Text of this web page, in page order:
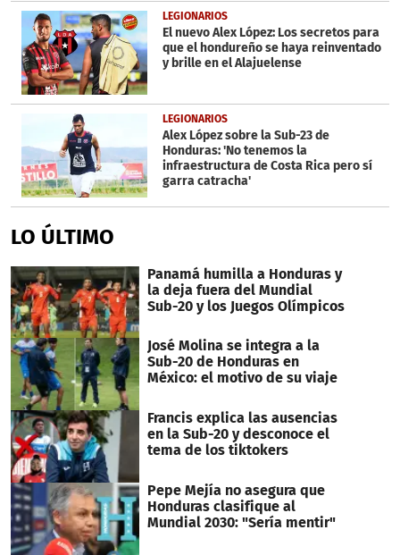
LEGIONARIOS
El nuevo Alex López: Los secretos para
que el hondureño se haya reinventado
y brille en el Alajuelense
LEGIONARIOS
Alex López sobre la Sub-23 de
Honduras: 'No tenemos la
infraestructura de Costa Rica pero sí
garra catracha'
LO ÚLTIMO
Panamá humilla a Honduras y
la deja fuera del Mundial
Sub-20 y los Juegos Olímpicos
José Molina se integra a la
Sub-20 de Honduras en
México: el motivo de su viaje
Francis explica las ausencias
en la Sub-20 y desconoce el
tema de los tiktokers
Pepe Mejía no asegura que
Honduras clasifique al
Mundial 2030: "Sería mentir"